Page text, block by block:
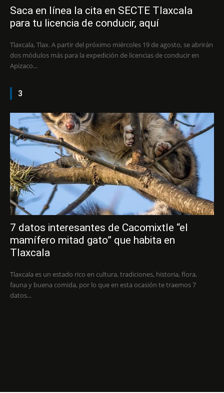
Saca en línea la cita en SECTE Tlaxcala
para tu licencia de conducir, aquí
Tlaxcala, Tlax. A partir del próximo miércoles 19 de agosto, se abrirán
dos módulos más para la expedición de licencias de conducir en
Apizaco...
3
7 datos interesantes de Cacomixtle “el
mamífero mitad gato” que habita en
Tlaxcala
Tlaxcala es un estado rico en cultura, tradiciones, historia, flora,
fauna y buena comida, por lo que en esta ocasión te traemos 7
datos...